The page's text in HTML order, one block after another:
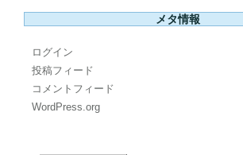
メタ情報
ログイン
投稿フィード
コメントフィード
WordPress.org